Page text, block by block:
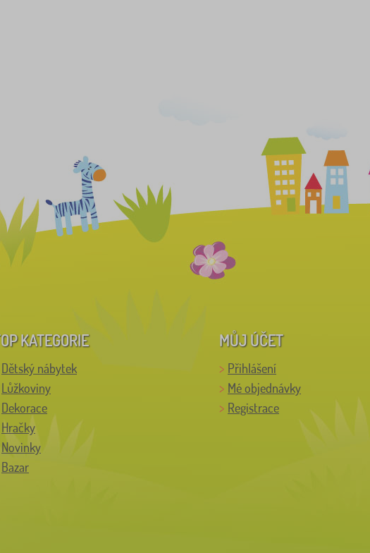
KATEGORIE
Dětský nábytek
Lůžkoviny
Dekorace
Hračky
Novinky
Bazar
MŮJ ÚČET
Přihlášení
Mé objednávky
Registrace